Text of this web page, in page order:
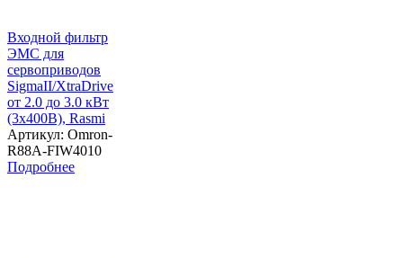
Входной фильтр
ЭМС для
сервоприводов
SigmaII/XtraDrive
от 2.0 до 3.0 кВт
(3х400В), Rasmi
Артикул: Omron-
R88A-FIW4010
Подробнее